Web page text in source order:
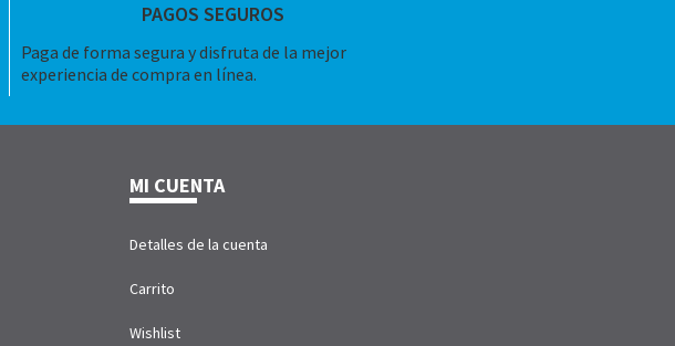
PAGOS SEGUROS
Paga de forma segura y disfruta de la mejor
experiencia de compra en línea.
MI CUENTA
Detalles de la cuenta
Carrito
Wishlist